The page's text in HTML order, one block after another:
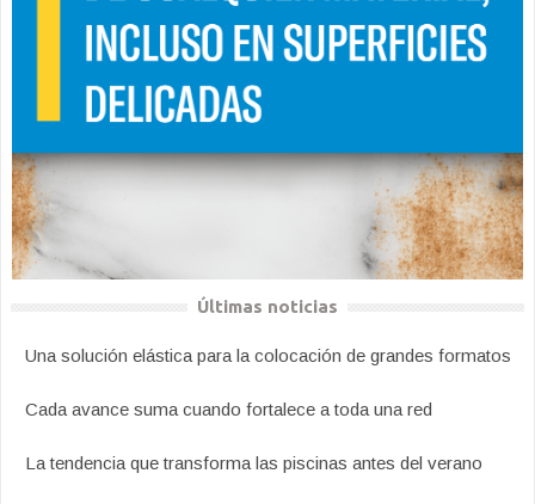
Últimas noticias
Una solución elástica para la colocación de grandes formatos
Cada avance suma cuando fortalece a toda una red
La tendencia que transforma las piscinas antes del verano